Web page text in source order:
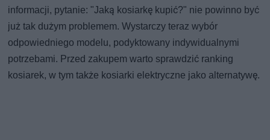
informacji, pytanie: "Jaką kosiarkę kupić?" nie powinno być
już tak dużym problemem. Wystarczy teraz wybór
odpowiedniego modelu, podyktowany indywidualnymi
potrzebami. Przed zakupem warto sprawdzić ranking
kosiarek, w tym także kosiarki elektryczne jako alternatywę.